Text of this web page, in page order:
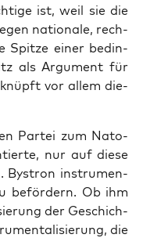
ist, weil sie die
natio­na­le, rech­
Spit­ze einer bedin­
als Argu­ment für
knüpft vor allem die­
Par­tei zum Nato-
nur auf die­se
Bystron instru­men­
beför­dern. Ob ihm
der Geschich­
die